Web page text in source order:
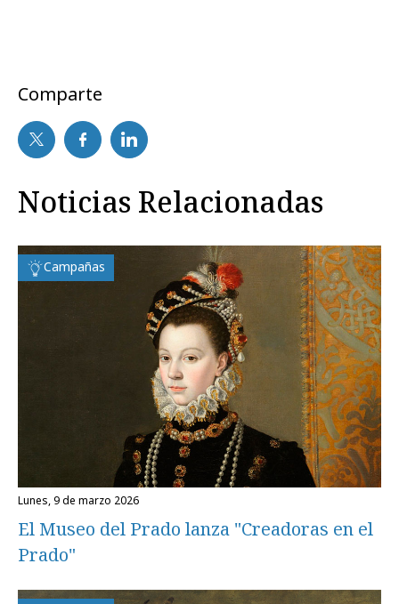
Comparte
Noticias Relacionadas
Campañas
lunes, 9 de marzo 2026
El Museo del Prado lanza "Creadoras en el
Prado"